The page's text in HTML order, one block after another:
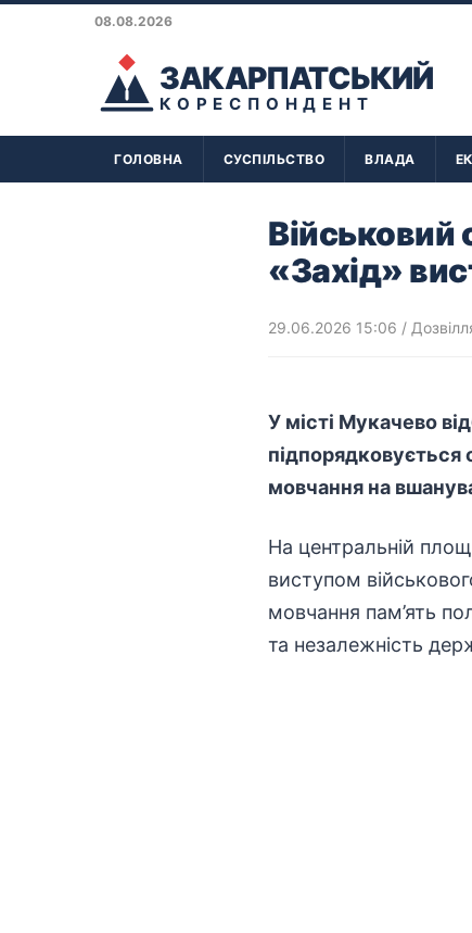
08.08.2026
ЗАКАРПАТСЬКИЙ
КОРЕСПОНДЕНТ
ГОЛОВНА СУСПІЛЬСТВО ВЛАДА
Військовий
«Захід»
29.06.2026 15:06 /
У місті Мукачево
мовчання на
На центральній
виступом
мовчання пам’ять
та незалежність